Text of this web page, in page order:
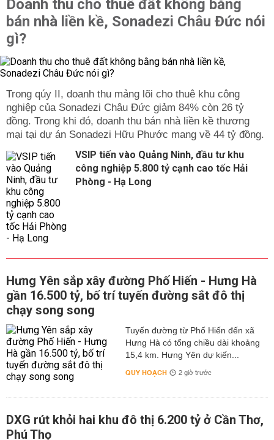
Doanh thu cho thuê đất không bằng
bán nhà liền kề, Sonadezi Châu Đức nói
gì?
Trong qúy II, doanh thu mảng lõi cho thuê khu công
nghiệp của Sonadezi Châu Đức giảm 84% còn 26 tỷ
đồng. Trong khi đó, doanh thu bán nhà liền kề thương
mại tại dự án Sonadezi Hữu Phước mang về 44 tỷ đồng.
VSIP tiến vào Quảng Ninh, đầu tư khu
công nghiệp 5.800 tỷ cạnh cao tốc Hải
Phòng - Hạ Long
Hưng Yên sắp xây đường Phố Hiến - Hưng Hà
gần 16.500 tỷ, bố trí tuyến đường sắt đô thị
chạy song song
Tuyến đường từ Phố Hiến đến xã
Hưng Hà có tổng chiều dài khoảng
15,4 km. Hưng Yên dự kiến...
QUY HOẠCH 2 giờ trước
DXG rút khỏi hai khu đô thị 6.200 tỷ ở Cần Thơ,
Phú Thọ